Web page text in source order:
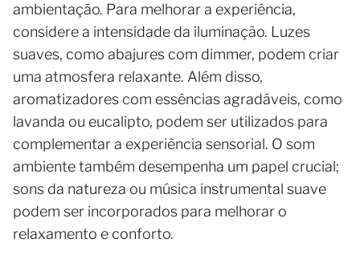
ambientação. Para melhorar a experiência,
considere a intensidade da iluminação. Luzes
suaves, como abajures com dimmer, podem criar
uma atmosfera relaxante. Além disso,
aromatizadores com essências agradáveis, como
lavanda ou eucalipto, podem ser utilizados para
complementar a experiência sensorial. O som
ambiente também desempenha um papel crucial;
sons da natureza ou música instrumental suave
podem ser incorporados para melhorar o
relaxamento e conforto.